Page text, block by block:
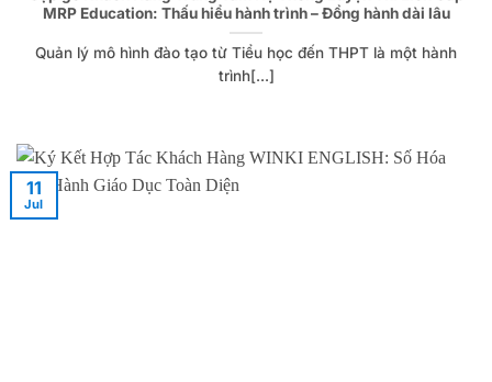
MRP Education: Thấu hiểu hành trình – Đồng hành dài lâu
Quản lý mô hình đào tạo từ Tiểu học đến THPT là một hành
trình[...]
11
Jul